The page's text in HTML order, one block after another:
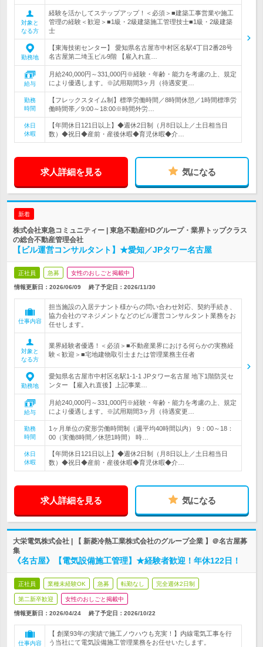
対象と
なる方
経験を活かしてステップアップ！＜必須＞■建築工事営業や施工
管理の経験＜歓迎＞■1級・2級建築施工管理技士■1級・2級建築
士
勤務地
【東海技術センター】 愛知県名古屋市中村区名駅4丁目2番28号
名古屋第二埼玉ビル9階 【雇入れ直…
給与
月給240,000円～331,000円※経験・年齢・能力を考慮の上、規定
により優遇します。※試用期間3ヶ月（待遇変更…
勤務
時間
【フレックスタイム制】標準労働時間／8時間休憩／1時間標準労
働時間帯／9:00～18:00※時間外労…
休日
休暇
【年間休日121日以上】◆週休2日制（月8日以上／土日相当日
数）◆祝日◆産前・産後休暇◆育児休暇◆介…
求人詳細を見る 気になる
新着
株式会社東急コミュニティー | 東急不動産HDグループ・業界トップクラス
の総合不動産管理会社
【ビル運営コンサルタント】★愛知／JPタワー名古屋
正社員 急募 女性のおしごと掲載中
情報更新日：2026/06/09 終了予定日： 2026/11/30
仕事内容
担当施設の入居テナント様からの問い合わせ対応、契約手続き、
協力会社のマネジメントなどのビル運営コンサルタント業務をお
任せします。
対象と
なる方
業界経験者優遇！＜必須＞■不動産業界における何らかの実務経
験＜歓迎＞■宅地建物取引士または管理業務主任者
勤務地
愛知県名古屋市中村区名駅1-1-1 JPタワー名古屋 地下1階防災セ
ンター 【雇入れ直後】上記事業…
給与
月給240,000円～331,000円※経験・年齢・能力を考慮の上、規定
により優遇します。※試用期間3ヶ月（待遇変更…
勤務
時間
1ヶ月単位の変形労働時間制（週平均40時間以内） 9：00～18：
00（実働8時間／休憩1時間） 時…
休日
休暇
【年間休日121日以上】◆週休2日制（月8日以上／土日相当日
数）◆祝日◆産前・産後休暇◆育児休暇◆介…
求人詳細を見る 気になる
大栄電気株式会社 | 【 新菱冷熱工業株式会社のグループ企業 】＠名古屋募
集
《名古屋》【電気設備施工管理】★経験者歓迎！年休122日！
正社員 業種未経験OK 急募 転勤なし 完全週休2日制
第二新卒歓迎 女性のおしごと掲載中
情報更新日：2026/04/24 終了予定日： 2026/10/22
仕事内容
【 創業93年の実績で施工ノウハウも充実！】内線電気工事を行
う当社にて電気設備施工管理業務をお任せいたします。